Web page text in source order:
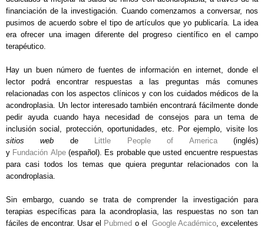
financiación de la investigación. Cuando comenzamos a conversar, nos
pusimos de acuerdo sobre el tipo de artículos que yo publicaría. La idea
era ofrecer una imagen diferente del progreso científico en el campo
terapéutico.
Hay un buen número de fuentes de información en internet, donde el
lector podrá encontrar respuestas a las preguntas más comunes
relacionadas con los aspectos clínicos y con los cuidados médicos de la
acondroplasia. Un lector interesado también encontrará fácilmente donde
pedir ayuda cuando haya necesidad de consejos para un tema de
inclusión social, protección, oportunidades, etc. Por ejemplo, visite los
sitios web
de Little People of America(inglés)
y Fundación Alpe (español). Es probable que usted encuentre respuestas
para casi todos los temas que quiera preguntar relacionados con la
acondroplasia.
Sin embargo, cuando se trata de comprender la investigación para
terapias específicas para la acondroplasia, las respuestas no son tan
fáciles de encontrar. Usar el Pubmed o el Google Académico, excelentes